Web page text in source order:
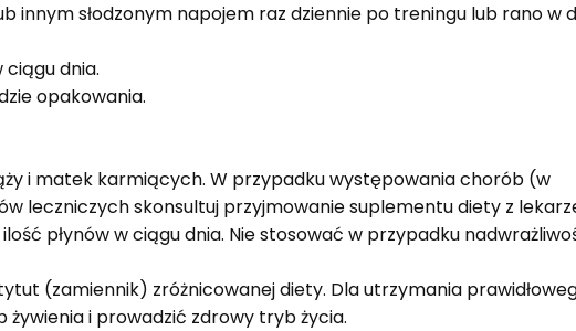
innym słodzonym napojem raz dziennie po treningu lub rano w
dnia.
opakowania.
i matek karmiących. W przypadku występowania chorób (w
leczniczych skonsultuj przyjmowanie suplementu diety z
płynów w ciągu dnia. Nie stosować w przypadku
(zamiennik) zróżnicowanej diety. Dla utrzymania
i prowadzić zdrowy tryb życia.